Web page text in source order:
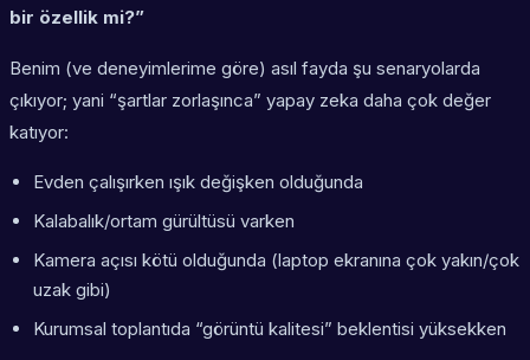
bir özellik mi?”
Benim (ve deneyimlerime göre) asıl fayda şu senaryolarda
çıkıyor; yani “şartlar zorlaşınca” yapay zeka daha çok değer
katıyor:
Evden çalışırken ışık değişken olduğunda
Kalabalık/ortam gürültüsü varken
Kamera açısı kötü olduğunda (laptop ekranına çok yakın/çok
uzak gibi)
Kurumsal toplantıda “görüntü kalitesi” beklentisi yüksekken